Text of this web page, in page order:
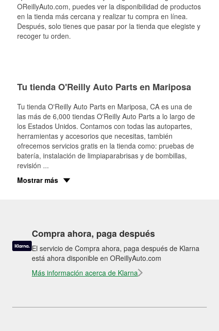
OReillyAuto.com, puedes ver la disponibilidad de productos
en la tienda más cercana y realizar tu compra en línea.
Después, solo tienes que pasar por la tienda que elegiste y
recoger tu orden.
Tu tienda O'Reilly Auto Parts en Mariposa
Tu tienda O'Reilly Auto Parts en Mariposa, CA es una de
las más de 6,000 tiendas O'Reilly Auto Parts a lo largo de
los Estados Unidos. Contamos con todas las autopartes,
herramientas y accesorios que necesitas, también
ofrecemos servicios gratis en la tienda como: pruebas de
batería, instalación de limpiaparabrisas y de bombillas,
revisión ...
Mostrar más
Compra ahora, paga después
El servicio de Compra ahora, paga después de Klarna
está ahora disponible en OReillyAuto.com
Más información acerca de Klarna